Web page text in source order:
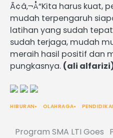
Ã¢â‚¬Å“Kita harus kuat,
mudah terpengaruh
latihan yang sudah
sudah terjaga, mudah
meraih hasil positif dan
pungkasnya. (ali
HIBURAN OLAHRAGA
Post
Program SMA LTI Goes